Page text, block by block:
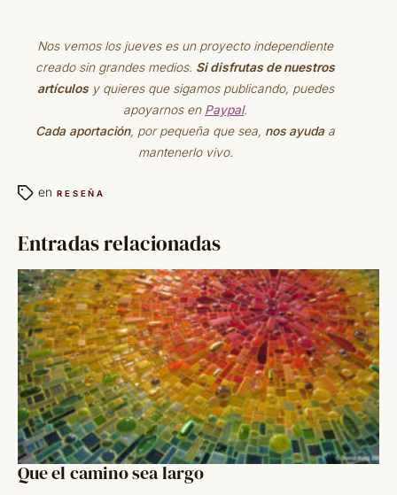
Nos vemos los jueves es un proyecto independiente
creado sin grandes medios. Si disfrutas de nuestros
artículosy quieres que sigamos publicando, puedes
apoyarnos en Paypal.
Cada aportación, por pequeña que sea, nos ayudaa
mantenerlo vivo.
en RESEÑA
Entradas relacionadas
Que el camino sea largo